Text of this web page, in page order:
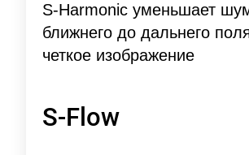
S-Harmonic уменьшает
ближнего до дальнего
четкое изображение
S-Flow